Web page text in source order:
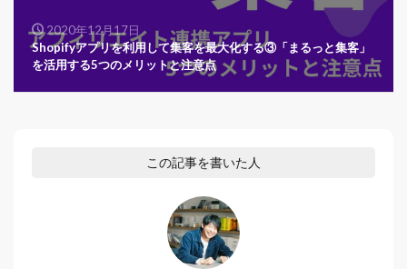
2020年12月17日
Shopifyアプリを利用して集客を最大化する③「まるっと集客」
を活用する5つのメリットと注意点
この記事を書いた人